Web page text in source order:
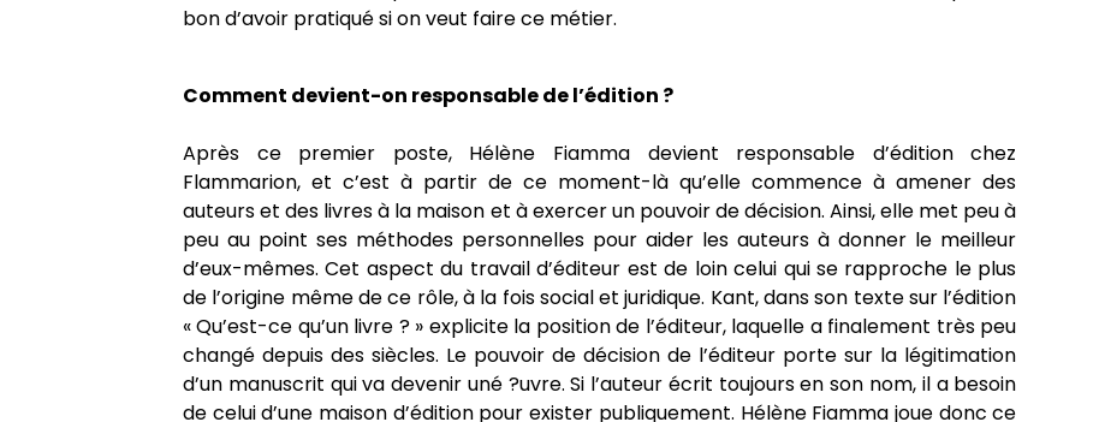
bon d’avoir pratiqué si on veut faire ce métier.
Comment devient-on responsable de l’édition ?
Après ce premier poste, Hélène Fiamma devient responsable d’édition chez
Flammarion, et c’est à partir de ce moment-là qu’elle commence à amener des
auteurs et des livres à la maison et à exercer un pouvoir de décision. Ainsi, elle met peu à
peu au point ses méthodes personnelles pour aider les auteurs à donner le meilleur
d’eux-mêmes. Cet aspect du travail d’éditeur est de loin celui qui se rapproche le plus
de l’origine même de ce rôle, à la fois social et juridique. Kant, dans son texte sur l’édition
« Qu’est-ce qu’un livre ? » explicite la position de l’éditeur, laquelle a finalement très peu
changé depuis des siècles. Le pouvoir de décision de l’éditeur porte sur la légitimation
d’un manuscrit qui va devenir uné ?uvre. Si l’auteur écrit toujours en son nom, il a besoin
de celui d’une maison d’édition pour exister publiquement. Hélène Fiamma joue donc ce